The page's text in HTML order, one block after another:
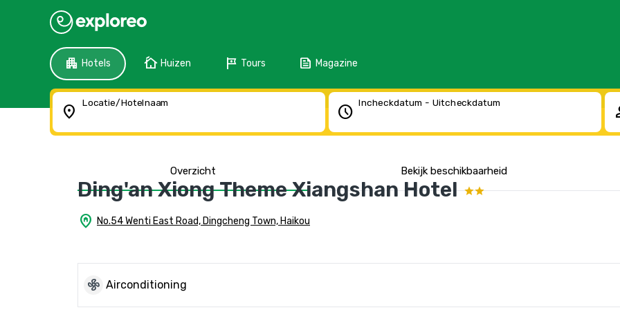
apartment Hotels cottage Huizen tour Tours feed Magazine
location_on Locatie/Hotelnaam schedule Incheckdatum - Uitcheckdatum
Overzicht Bekijk beschikbaarheid
Ding'an Xiong Theme Xiangshan Hotel
home_pin No.54 Wenti East Road, Dingcheng Town, Haikou
mode_fan Airconditioning